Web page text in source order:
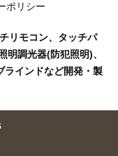
ポリシー
リモコン、タッチパ
明調光器(防犯照明)、
ラインドなど開発・製